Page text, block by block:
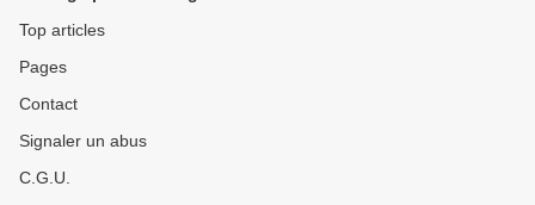
Top articles
Pages
Contact
Signaler un abus
C.G.U.